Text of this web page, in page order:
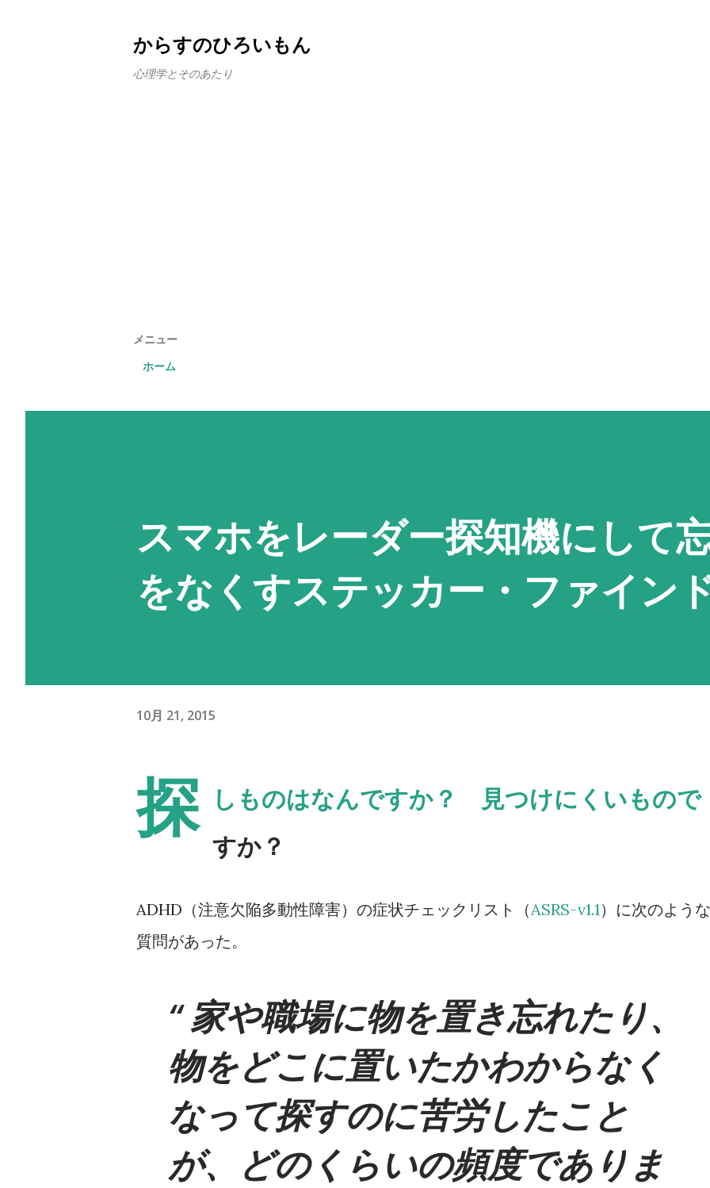
からすのひろいもん
心理学とそのあたり
メニュー
ホーム
スマホをレーダー探知機にして
をなくすステッカー・ファイン
10月 21, 2015
探 しものはなんですか？ 見つけにくいもので
すか？
ADHD（注意欠陥多動性障害）の症状チェックリスト（ASRS-v1.1）に次のような
質問があった。
家や職場に物を置き忘れたり、
物をどこに置いたかわからなく
なって探すのに苦労したこと
が、どのくらいの頻度でありま